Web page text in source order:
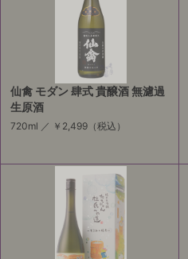
仙禽 モダン 肆式 貴醸酒 無濾過
生原酒
720ml ／ ￥2,499 （税込）